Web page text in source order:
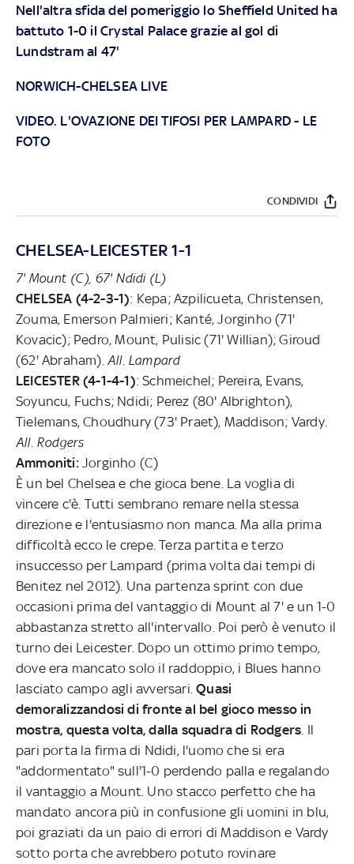
Nell'altra sfida del pomeriggio lo Sheffield United ha
battuto 1-0 il Crystal Palace grazie al gol di
Lundstram al 47'
NORWICH-CHELSEA LIVE
VIDEO. L'OVAZIONE DEI TIFOSI PER LAMPARD - LE
FOTO
CONDIVIDI
CHELSEA-LEICESTER 1-1
7' Mount (C), 67' Ndidi (L)
CHELSEA (4-2-3-1): Kepa; Azpilicueta, Christensen,
Zouma, Emerson Palmieri; Kanté, Jorginho (71'
Kovacic); Pedro, Mount, Pulisic (71' Willian); Giroud
(62' Abraham). All. Lampard
LEICESTER (4-1-4-1): Schmeichel; Pereira, Evans,
Soyuncu, Fuchs; Ndidi; Perez (80' Albrighton),
Tielemans, Choudhury (73' Praet), Maddison; Vardy.
All. Rodgers
Ammoniti: Jorginho (C)
È un bel Chelsea e che gioca bene. La voglia di
vincere c'è. Tutti sembrano remare nella stessa
direzione e l'entusiasmo non manca. Ma alla prima
difficoltà ecco le crepe. Terza partita e terzo
insuccesso per Lampard (prima volta dai tempi di
Benitez nel 2012). Una partenza sprint con due
occasioni prima del vantaggio di Mount al 7' e un 1-0
abbastanza stretto all'intervallo. Poi però è venuto il
turno dei Leicester. Dopo un ottimo primo tempo,
dove era mancato solo il raddoppio, i Blues hanno
lasciato campo agli avversari.Quasi
demoralizzandosi di fronte al bel gioco messo in
mostra, questa volta, dalla squadra di Rodgers . Il
pari porta la firma di Ndidi, l'uomo che si era
"addormentato" sull'1-0 perdendo palla e regalando
il vantaggio a Mount. Uno stacco perfetto che ha
mandato ancora più in confusione gli uomini in blu,
poi graziati da un paio di errori di Maddison e Vardy
sotto porta che avrebbero potuto rovinare